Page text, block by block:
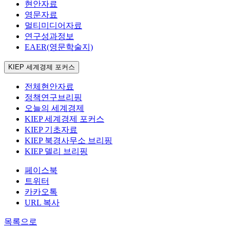
현안자료
영문자료
멀티미디어자료
연구성과정보
EAER(영문학술지)
KIEP 세계경제 포커스
전체현안자료
정책연구브리핑
오늘의 세계경제
KIEP 세계경제 포커스
KIEP 기초자료
KIEP 북경사무소 브리핑
KIEP 델리 브리핑
페이스북
트위터
카카오톡
URL 복사
목록으로